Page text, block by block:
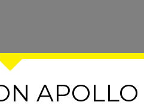
APOLLO